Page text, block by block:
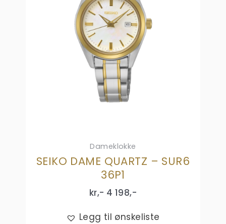
Dameklokke
SEIKO DAME QUARTZ – SUR6
36P1
kr,- 4 198,-
Legg til ønskeliste